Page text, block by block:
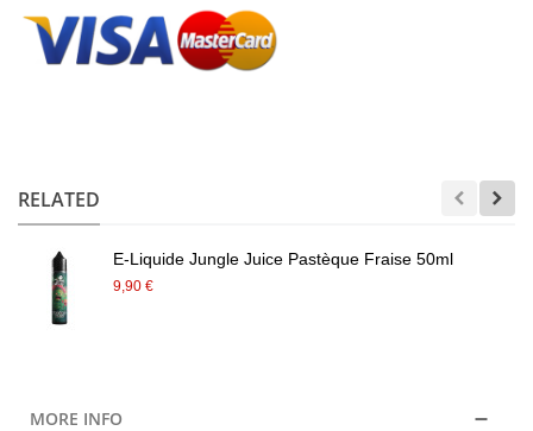
RELATED
E-Liquide Jungle Juice Pastèque Fraise 50ml
9,90 €
MORE INFO